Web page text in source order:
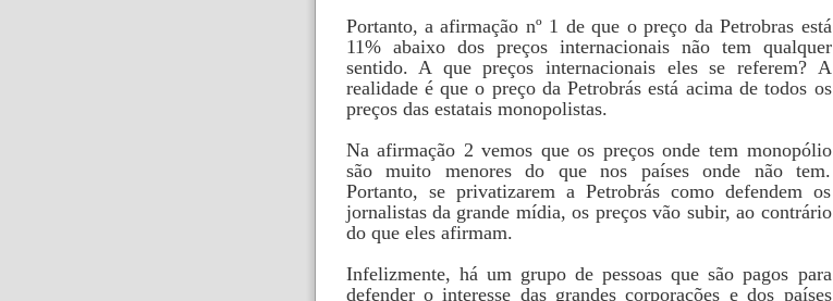
Portanto, a afirmação nº 1 de que o preço da Petrobras está
11% abaixo dos preços internacionais não tem qualquer
sentido. A que preços internacionais eles se referem? A
realidade é que o preço da Petrobrás está acima de todos os
preços das estatais monopolistas.
Na afirmação 2 vemos que os preços onde tem monopólio
são muito menores do que nos países onde não tem.
Portanto, se privatizarem a Petrobrás como defendem os
jornalistas da grande mídia, os preços vão subir, ao contrário
do que eles afirmam.
Infelizmente, há um grupo de pessoas que são pagos para
defender o interesse das grandes corporações e dos países